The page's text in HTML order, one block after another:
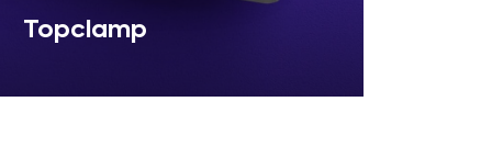
Topclamp